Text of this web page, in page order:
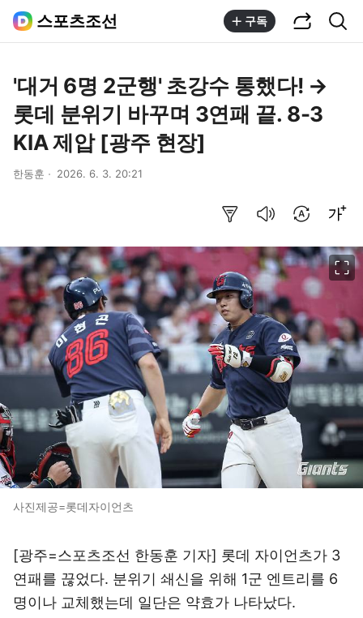
스포츠조선 구독
'대거 6명 2군행' 초강수 통했다! →
롯데 분위기 바꾸며 3연패 끝. 8-3
KIA 제압 [광주 현장]
한동훈 2026. 6. 3. 20:21
사진제공=롯데자이언츠
[광주=스포츠조선 한동훈 기자] 롯데 자이언츠가 3
연패를 끊었다. 분위기 쇄신을 위해 1군 엔트리를 6
명이나 교체했는데 일단은 약효가 나타났다.